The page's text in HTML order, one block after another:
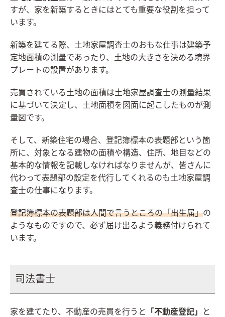
すが、家を新築するときにはとても重要な役割を担って
います。
新築を建てる際、土地家屋調査士のおもな仕事は建築予
定地面積の測量であったり、土地の大きさを決める境界
プレートの設置があります。
売買されている土地の面積は土地家屋調査士の測量結果
に基づいて決定し、土地面積を図面に起こしたものが測
量図です。
そして、新築住宅の場合、登記簿標本の表題部という箇
所に、対象となる建物の面積や構造、住所、地目などの
基本的な情報を記載しなければなりませんが、皆さんに
代わって表題部の設定を代行してくれるのも土地家屋調
査士の仕事になります。
登記簿標本の表題部は人間で言うところの「出生届」の
ようなものですので、必ず届け出るよう義務付けられて
います。
司法書士
家を建てたり、不動産の売買を行うと 「不動産登記」
と